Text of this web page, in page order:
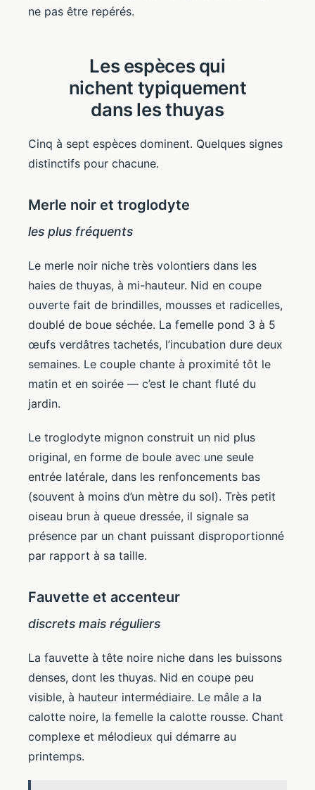
ne pas être repérés.
Les espèces qui
nichent typiquement
dans les thuyas
Cinq à sept espèces dominent. Quelques signes
distinctifs pour chacune.
Merle noir et troglodyte
les plus fréquents
Le merle noir niche très volontiers dans les
haies de thuyas, à mi-hauteur. Nid en coupe
ouverte fait de brindilles, mousses et radicelles,
doublé de boue séchée. La femelle pond 3 à 5
œufs verdâtres tachetés, l’incubation dure deux
semaines. Le couple chante à proximité tôt le
matin et en soirée — c’est le chant fluté du
jardin.
Le troglodyte mignon construit un nid plus
original, en forme de boule avec une seule
entrée latérale, dans les renfoncements bas
(souvent à moins d’un mètre du sol). Très petit
oiseau brun à queue dressée, il signale sa
présence par un chant puissant disproportionné
par rapport à sa taille.
Fauvette et accenteur
discrets mais réguliers
La fauvette à tête noire niche dans les buissons
denses, dont les thuyas. Nid en coupe peu
visible, à hauteur intermédiaire. Le mâle a la
calotte noire, la femelle la calotte rousse. Chant
complexe et mélodieux qui démarre au
printemps.